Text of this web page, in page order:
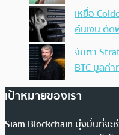
เหยื่อ
คืนเงิน ตั
จับตา
BTC มูลค่
เป้าหมายของเรา
Siam Blockchain มุ่งมั่นที่จะ